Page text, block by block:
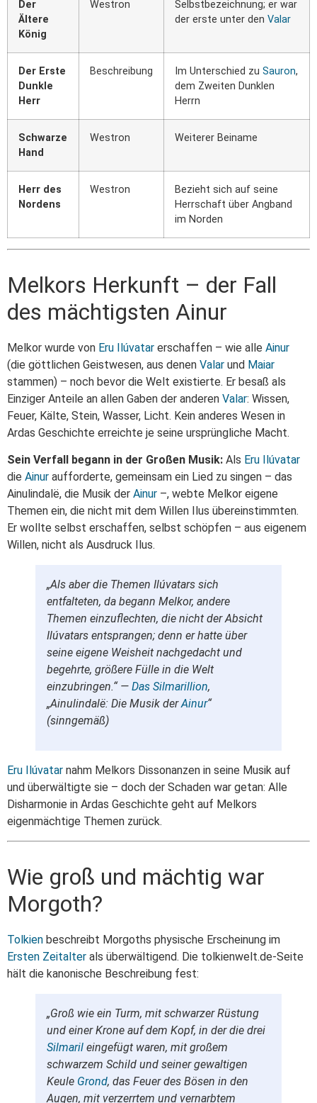
Der
Ältere
König
Westron
Selbstbezeichnung; er war
der erste unter den Valar
Der Erste
Dunkle
Herr
Beschreibung Im Unterschied zu Sauron,
dem Zweiten Dunklen
Herrn
Schwarze
Hand
Westron Weiterer Beiname
Herr des
Nordens
Westron
Bezieht sich auf seine
Herrschaft über Angband
im Norden
Melkors Herkunft – der Fall
des mächtigsten Ainur
Melkor wurde von Eru Ilúvatar erschaffen – wie alle Ainur
(die göttlichen Geistwesen, aus denen Valar und Maiar
stammen) – noch bevor die Welt existierte. Er besaß als
Einziger Anteile an allen Gaben der anderen Valar: Wissen,
Feuer, Kälte, Stein, Wasser, Licht. Kein anderes Wesen in
Ardas Geschichte erreichte je seine ursprüngliche Macht.
Sein Verfall begann in der Großen Musik: Als Eru Ilúvatar
die Ainur aufforderte, gemeinsam ein Lied zu singen – das
Ainulindalë, die Musik der Ainur –, webte Melkor eigene
Themen ein, die nicht mit dem Willen Ilus übereinstimmten.
Er wollte selbst erschaffen, selbst schöpfen – aus eigenem
Willen, nicht als Ausdruck Ilus.
„Als aber die Themen Ilúvatars sich
entfalteten, da begann Melkor, andere
Themen einzuflechten, die nicht der Absicht
Ilúvatars entsprangen; denn er hatte über
seine eigene Weisheit nachgedacht und
begehrte, größere Fülle in die Welt
einzubringen.“ — Das Silmarillion,
„Ainulindalë: Die Musik derAinur“
(sinngemäß)
Eru Ilúvatar nahm Melkors Dissonanzen in seine Musik auf
und überwältigte sie – doch der Schaden war getan: Alle
Disharmonie in Ardas Geschichte geht auf Melkors
eigenmächtige Themen zurück.
Wie groß und mächtig war
Morgoth?
Tolkien beschreibt Morgoths physische Erscheinung im
Ersten Zeitalter als überwältigend. Die tolkienwelt.de-Seite
hält die kanonische Beschreibung fest:
„Groß wie ein Turm, mit schwarzer Rüstung
und einer Krone auf dem Kopf, in der die drei
Silmaril eingefügt waren, mit großem
schwarzem Schild und seiner gewaltigen
Keule Grond, das Feuer des Bösen in den
Augen, mit verzerrtem und vernarbtem